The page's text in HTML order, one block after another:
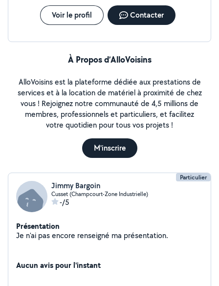
Voir le profil Contacter
À Propos d’AlloVoisins
AlloVoisins est la plateforme dédiée aux prestations de
services et à la location de matériel à proximité de chez
vous ! Rejoignez notre communauté de 4,5 millions de
membres, professionnels et particuliers, et facilitez
votre quotidien pour tous vos projets !
M'inscrire
Particulier
Jimmy Bargoin
Cusset (Champcourt-Zone Industrielle)
-/5
Présentation
Je n'ai pas encore renseigné ma présentation.
Aucun avis pour l'instant